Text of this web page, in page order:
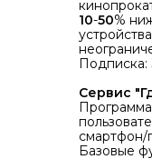
10-50%
Подписка:
Сервис
смартфон/
Базовые